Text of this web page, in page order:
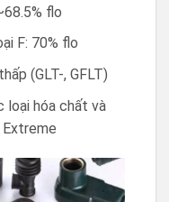
flo
F: 70% flo
(GLT-, GFLT)
loại hóa chất và